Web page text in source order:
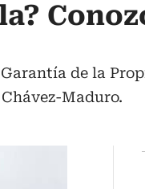
de la
Maduro.